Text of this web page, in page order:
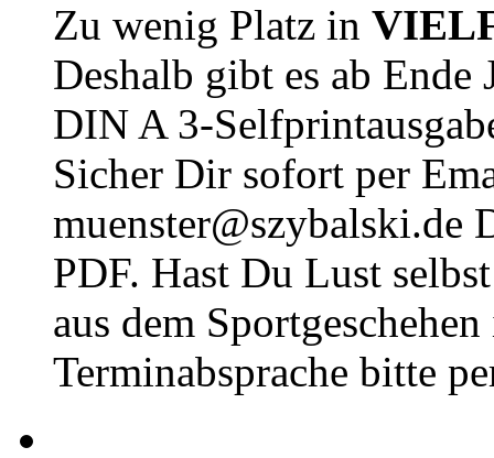
Zu wenig Platz in
Deshalb gibt es ab Ende
DIN A 3-
Sicher Dir sofort per
muenster@szybalski.de
PDF. Hast Du Lust
aus dem
Terminabsprache bitte